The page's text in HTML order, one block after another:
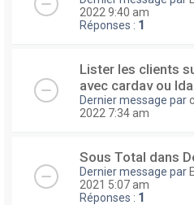
2022 9:40 am
Réponses : 1
Lister les clients
avec cardav ou
Dernier message par
2022 7:34 am
Sous Total dans
Dernier message par
2021 5:07 am
Réponses : 1